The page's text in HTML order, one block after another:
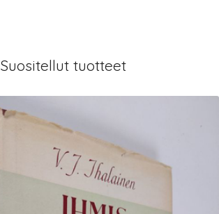
Suositellut tuotteet